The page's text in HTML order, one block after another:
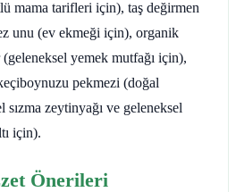
mama tarifleri için), taş değirmen
unu (ev ekmeği için), organik
yemek mutfağı için),
pekmezi (doğal
sızma zeytinyağı ve geleneksel
için).
Önerileri